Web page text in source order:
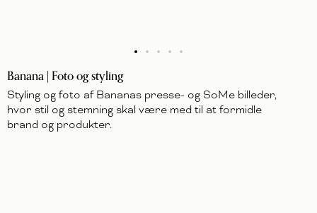
Banana | Foto og styling
Styling og foto af Bananas presse- og SoMe billeder,
hvor stil og stemning skal være med til at formidle
brand og produkter.